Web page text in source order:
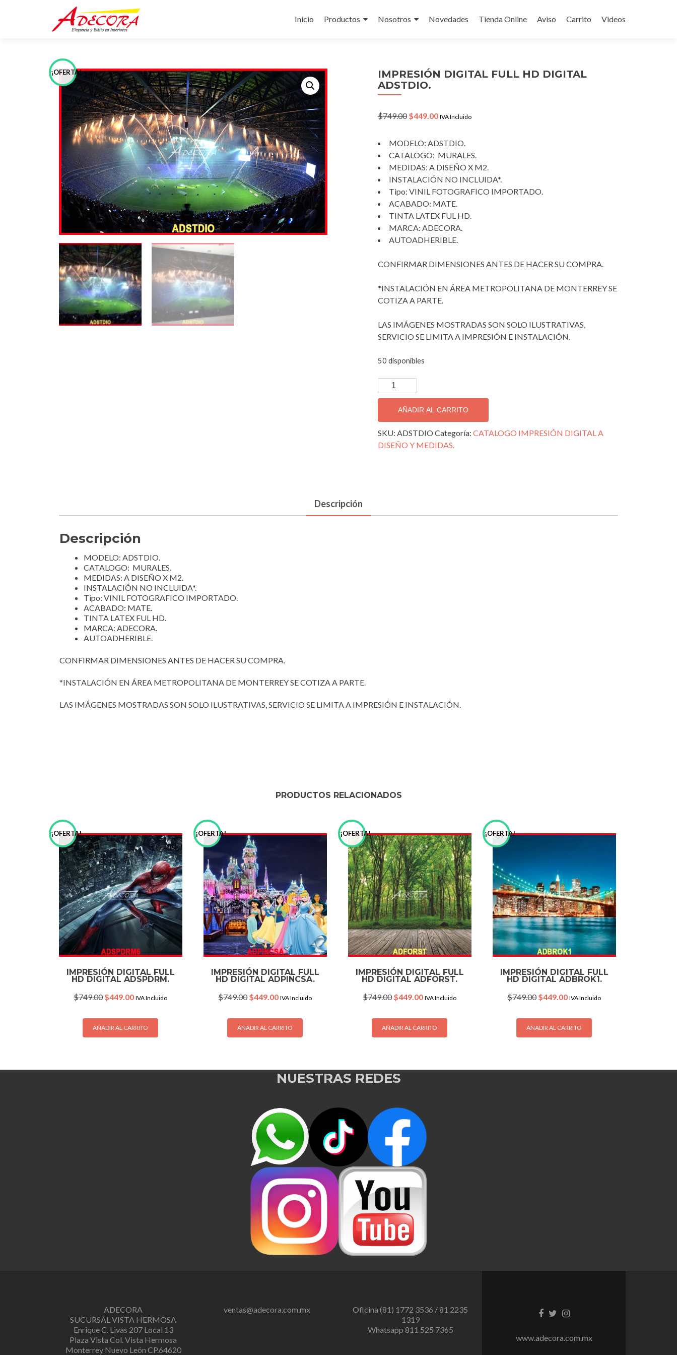
to
Inicio Productos Nosotros Novedades Tienda Online Aviso Carrito Videos
¡OFERTA!
IMPRESIÓN DIGITAL FULL HD DIGITAL
ADSTDIO.
$749.00 Original
$749.00.
$449.00Current
$449.00.
IVA Incluido
MODELO: ADSTDIO.
CATALOGO: MURALES.
MEDIDAS: A DISEÑO X M2.
INSTALACIÓN NO INCLUIDA*.
Tipo: VINIL FOTOGRAFICO IMPORTADO.
ACABADO: MATE.
TINTA LATEX FUL HD.
MARCA: ADECORA.
AUTOADHERIBLE.
CONFIRMAR DIMENSIONES ANTES DE HACER SU COMPRA.
*INSTALACIÓN EN ÁREA METROPOLITANA DE MONTERREY SE
COTIZA A PARTE.
LAS IMÁGENES MOSTRADAS SON SOLO ILUSTRATIVAS,
SERVICIO SE LIMITA A IMPRESIÓN E INSTALACIÓN.
50 disponibles
IMPRESIÓN
DIGITAL
HD
DIGITAL
ADSTDIO.
AÑADIR AL CARRITO
SKU: ADSTDIO Categoría: CATALOGO IMPRESIÓN DIGITAL A
DISEÑO Y MEDIDAS.
Descripción
Descripción
MODELO: ADSTDIO.
CATALOGO: MURALES.
MEDIDAS: A DISEÑO X M2.
INSTALACIÓN NO INCLUIDA*.
Tipo: VINIL FOTOGRAFICO IMPORTADO.
ACABADO: MATE.
TINTA LATEX FUL HD.
MARCA: ADECORA.
AUTOADHERIBLE.
CONFIRMAR DIMENSIONES ANTES DE HACER SU COMPRA.
*INSTALACIÓN EN ÁREA METROPOLITANA DE MONTERREY SE COTIZA A PARTE.
LAS IMÁGENES MOSTRADAS SON SOLO ILUSTRATIVAS, SERVICIO SE LIMITA A IMPRESIÓN E INSTALACIÓN.
PRODUCTOS RELACIONADOS
¡OFERTA!
IMPRESIÓN DIGITAL FULL
HD DIGITAL ADSPDRM.
$749.00Original
was:
$749.00.
$449.00Current
is:
$449.00.
IVA Incluido
AÑADIR AL CARRITO
¡OFERTA!
IMPRESIÓN DIGITAL FULL
HD DIGITAL ADPINCSA.
$749.00Original
was:
$749.00.
$449.00Current
is:
$449.00.
IVA Incluido
AÑADIR AL CARRITO
¡OFERTA!
IMPRESIÓN DIGITAL FULL
HD DIGITAL ADFORST.
$749.00Original
was:
$749.00.
$449.00Current
is:
$449.00.
IVA Incluido
AÑADIR AL CARRITO
¡OFERTA!
IMPRESIÓN DIGITAL FULL
HD DIGITAL ADBROK1.
$749.00 Original
was:
$749.00.
$449.00Current
is:
$449.00.
IVA Incluido
AÑADIR AL CARRITO
NUESTRAS REDES
ADECORA
SUCURSAL VISTA HERMOSA
Enrique C. Livas 207 Local 13
Plaza Vista Col. Vista Hermosa
Monterrey Nuevo León CP.64620
ventas@adecora.com.mx
Oficina (81) 1772 3536 / 81 2235
1319
Whatsapp 811 525 7365
Facebook
TwitterInstagram
www.adecora.com.mx